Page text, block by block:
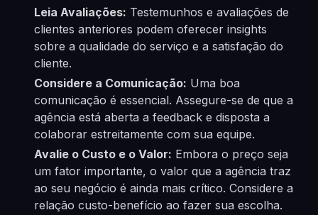
Leia Avaliações: Testemunhos e avaliações de
clientes anteriores podem oferecer insights
sobre a qualidade do serviço e a satisfação do
cliente.
Considere a Comunicação: Uma boa
comunicação é essencial. Assegure-se de que a
agência está aberta a feedback e disposta a
colaborar estreitamente com sua equipe.
Avalie o Custo e o Valor: Embora o preço seja
um fator importante, o valor que a agência traz
ao seu negócio é ainda mais crítico. Considere a
relação custo-benefício ao fazer sua escolha.